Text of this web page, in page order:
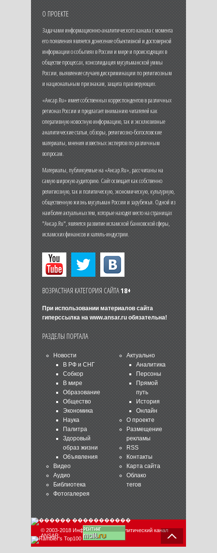
О ПРОЕКТЕ
Задачами информационно-аналитического канала с момента
его появления является донесение объективной и достоверной
информации о событиях в России и мире и происходящих в
обществе процессах, консолидация мусульманской уммы
России, выявление случаев дискриминации по религиозным
и национальным признакам, защита прав верующих.
«Ансар.Ru» имеет собственных корреспондентов в различных
регионах России и предлагает вниманию читателей как
оперативную новостную информацию, так и эксклюзивные
аналитические статьи, обзоры, религиозно-богословские
материалы, мнения известных экспертов по различным
вопросам.
Материалы, публикуемые на «Ансар.Ru», рассчитаны на
самую широкую аудиторию. Сайт освещает как собственно
религиозную, так и политическую, экономическую, культурную,
общественную жизнь мусульман России и зарубежья. Одной из
наиболее актуальных тем, которые находят место на страницах
"Ансар.Ru", является развитие исламской банковской сферы,
исламских финансов и халяль-индустрии.
ВОЗРАСТНАЯ КАТЕГОРИЯ САЙТА18+
При использовании материалов сайта
гиперссылка на www.ansar.ruобязательна!
РАЗДЕЛЫ ПОРТАЛА
Новости
В РФ и СНГ
Собкор
В мире
Образование
Общество
Экономика
Наука
Палитра
Здоровый
образ жизни
Объявления
Видео
Аудио
Библиотека
Фотогалерея
Актуально
Аналитика
Персоны
Прямой
путь
История
Онлайн
О проекте
Размещение
рекламы
RSS
Контакты
Карта сайта
Облако
тегов
© 2003-2018 Информационно-аналитический канал
ANSAR